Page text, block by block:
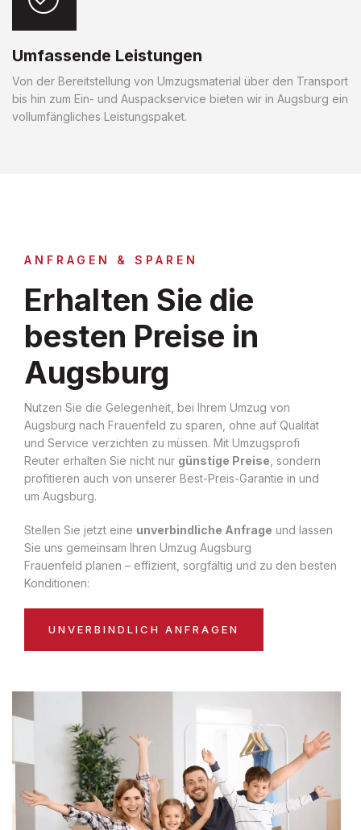
Umfassende Leistungen
Von der Bereitstellung von Umzugsmaterial über den Transport
bis hin zum Ein- und Auspackservice bieten wir in Augsburg ein
vollumfängliches Leistungspaket.
ANFRAGEN & SPAREN
Erhalten Sie die
besten Preise in
Augsburg
Nutzen Sie die Gelegenheit, bei Ihrem Umzug von
Augsburg nach Frauenfeld zu sparen, ohne auf Qualität
und Service verzichten zu müssen. Mit Umzugsprofi
Reuter erhalten Sie nicht nur günstige Preise , sondern
profitieren auch von unserer Best-Preis-Garantie in und
um Augsburg.
Stellen Sie jetzt eine unverbindliche Anfrage und lassen
Sie uns gemeinsam Ihren Umzug Augsburg
Frauenfeld planen – effizient, sorgfältig und zu den besten
Konditionen:
UNVERBINDLICH ANFRAGEN